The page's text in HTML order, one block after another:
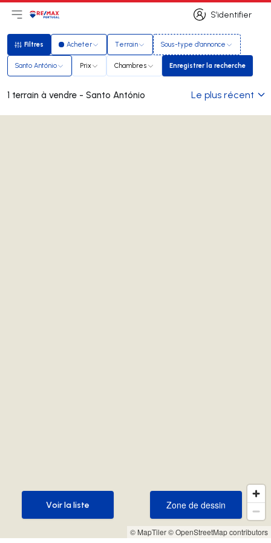
S’identifier
S’identifier
Ouvrir le menu principal
LogoAller à la page d’accueil
Filtres
Filtres Acheter Terrain Sous-type d'annonce
Santo António Prix Chambres Enregistrer la
Enregistrer la recherche
1 terrain à vendre - Santo António Le plus récent
© MapTiler© OpenStreetMap contributors
Zone de dessin
Zone de dessin
Voir la liste
Voir la liste